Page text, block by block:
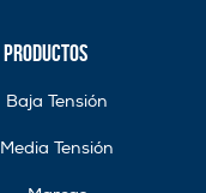
Productos
Baja Tensión
Media Tensión